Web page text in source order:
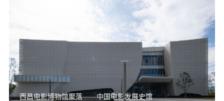
西昌电影博物馆聚落——中国电影发展史馆